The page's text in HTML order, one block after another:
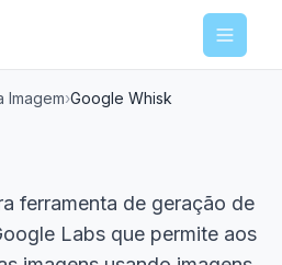
Menu
Imagem›Google Whisk
ferramenta de geração de
Labs que permite aos